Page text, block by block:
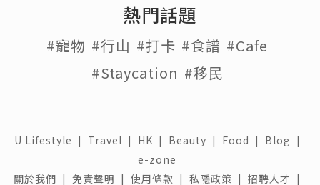
熱門話題
#寵物 #行山 #打卡 #食譜 #Cafe
#Staycation #移民
U Lifestyle | Travel | HK | Beauty | Food | Blog |
e-zone
關於我們 | 免責聲明 | 使用條款 | 私隱政策 | 招聘人才 |